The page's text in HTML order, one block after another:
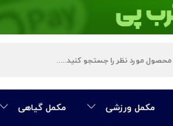
مکمل ورزشی مکمل گیاهی